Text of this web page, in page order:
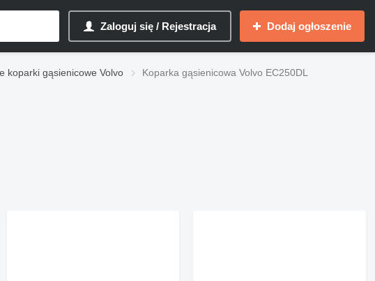
Zaloguj się / Rejestracja Dodaj ogłoszenie
koparki gąsienicowe Volvo Koparka gąsienicowa Volvo EC250DL